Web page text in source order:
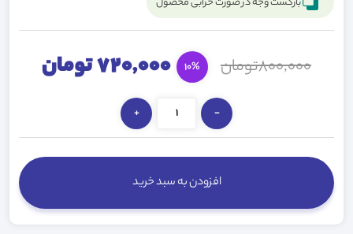
800,000تومان 10% 720,000 تومان
-
+
افزودن به سبد خرید